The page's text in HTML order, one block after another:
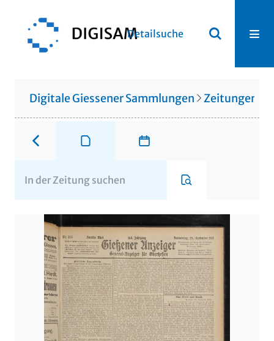
Detailsuche
Digitale Giessener Sammlungen Zeitungen